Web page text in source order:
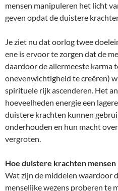
mensen manipuleren het licht
geven opdat de duistere
Je ziet nu dat oorlog twee
ene is ervoor te zorgen dat de
daardoor de allermeeste karma
onevenwichtigheid te creëren)
spirituele rijk ascenderen. Het
hoeveelheden energie een
duistere krachten kunnen
onderhouden en hun macht
vergroten.
Hoe duistere krachten
Wat zijn de middelen waardoor
menselijke wezens proberen te